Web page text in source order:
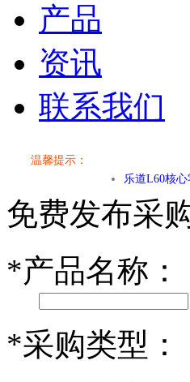
产品
资讯
联系我们
温馨提示：
乐道L60核
第二代
乐道L60核心
免费发布采
*产品名称：
*采购类型：